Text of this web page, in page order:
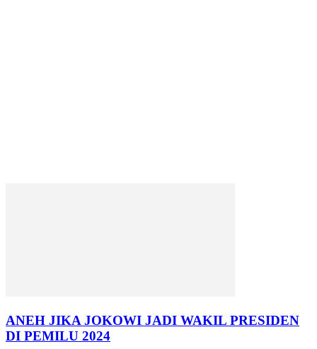
ANEH JIKA JOKOWI JADI WAKIL PRESIDEN
DI PEMILU 2024